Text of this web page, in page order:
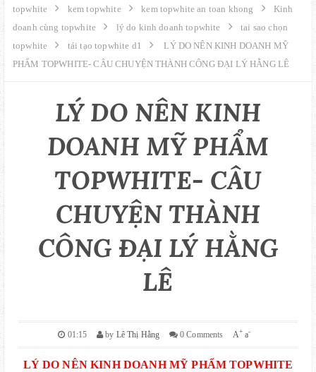
GIỚI THIỆU
LIÊN HỆ
SITE MAPS
topwhite
kem topwhite kem topwhite an toan khong
Kinh
doanh cùng topwhite
lý do kinh doanh topwhite
tai sao chọn
topwhite
tái tạo topwhite d1
LÝ DO NÊN KINH DOANH MỸ
PHẨM TOPWHITE- CÂU CHUYỆN THÀNH CÔNG ĐẠI LÝ HẰNG LÊ
LÝ DO NÊN KINH
DOANH MỸ PHẨM
TOPWHITE- CÂU
CHUYỆN THÀNH
CÔNG ĐẠI LÝ HẰNG
LÊ
01:15 by Lê Thị Hằng 0 Comments A+ a-
LÝ DO NÊN KINH DOANH MỸ PHẨM TOPWHITE